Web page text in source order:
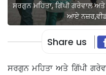
ਸਰਗੁਨ ਮਹਿਤਾ, ਗਿੱਪੀ ਗਰੇਵਾਲ
ਆਏ
Share us
ਸਰਗੁਨ ਮਹਿਤਾ ਅਤੇ ਗਿੱਪੀ